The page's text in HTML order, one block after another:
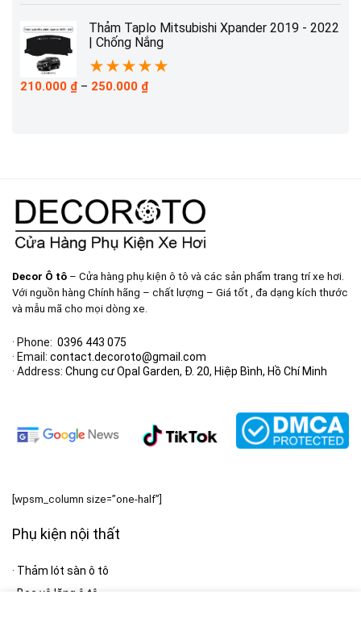
từ
210.000 ₫
đến
230.000 ₫
Thảm Taplo Mitsubishi Xpander 2019 - 2022
| Chống Nắng
★★★★★
210.000 ₫ – 250.000 ₫Khoảng
Decor Ô tô – Cửa hàng phụ kiện ô tô và các sản phẩm trang trí xe hơi.
Với nguồn hàng Chính hãng – chất lượng – Giá tốt , đa dạng kích thước
và mẫu mã cho mọi dòng xe.
· Phone: 0396 443 075
· Email: contact.decoroto@gmail.com
· Address: Chung cư Opal Garden, Đ. 20, Hiệp Bình, Hồ Chí Minh
[wpsm_column size=”one-half”]
Phụ kiện nội thất
· Thảm lót sàn ô tô
Bọc vô lăng ô tô